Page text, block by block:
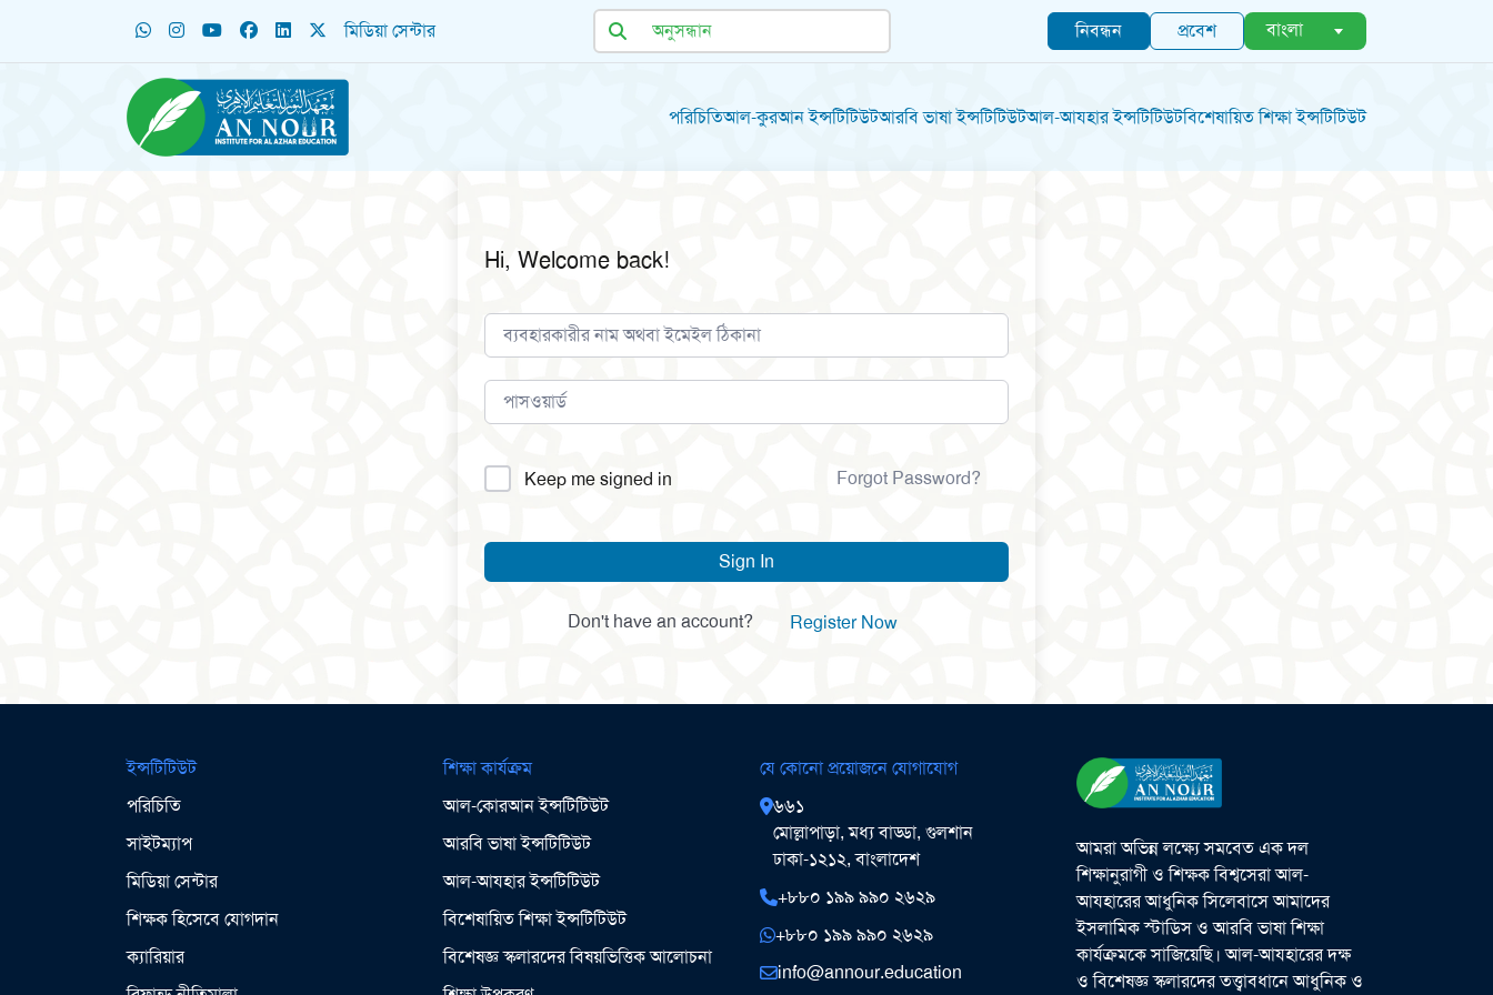
মিডিয়া সেন্টার নিবন্ধন প্রবেশ বাংলা
পরিচিতিআল-কুরআন ইন্সটিটিউটআরবি ভাষা ইন্সটিটিউটআল-আযহার ইন্সটিটিউটবিশেষায়িত শিক্ষা ইন্সটিটিউট
Hi, Welcome back!
Alternative:
Keep me signed in Forgot Password?
Sign In
Don't have an account? Register Now
ইন্সটিটিউট
পরিচিতি
সাইটম্যাপ
মিডিয়া সেন্টার
শিক্ষক হিসেবে যোগদান
ক্যারিয়ার
শিক্ষা কার্যক্রম
আল-কোরআন ইন্সটিটিউট
আরবি ভাষা ইন্সটিটিউট
আল-আযহার ইন্সটিটিউট
বিশেষায়িত শিক্ষা ইন্সটিটিউট
বিশেষজ্ঞ স্কলারদের বিষয়ভিত্তিক আলোচনা
যে কোনো প্রয়োজনে যোগাযোগ
৬৬১
মোল্লাপাড়া, মধ্য বাড্ডা, গুলশান
ঢাকা-১২১২, বাংলাদেশ
+৮৮০ ১৯৯ ৯৯০ ২৬২৯
+৮৮০ ১৯৯ ৯৯০ ২৬২৯
info@annour.education
আমরা অভিন্ন লক্ষ্যে সমবেত এক দল
শিক্ষানুরাগী ও শিক্ষক বিশ্বসেরা আল-
আযহারের আধুনিক সিলেবাসে আমাদের
ইসলামিক স্টাডিস ও আরবি ভাষা শিক্ষা
কার্যক্রমকে সাজিয়েছি। আল-আযহারের দক্ষ
ও বিশেষজ্ঞ স্কলারদের তত্ত্বাবধানে আধুনিক ও